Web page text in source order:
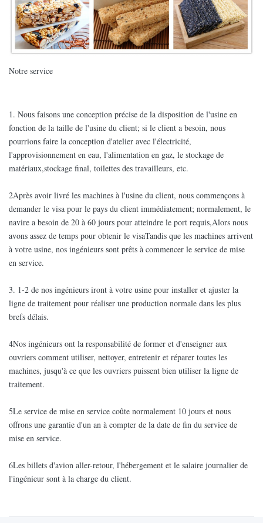
Notre service
1. Nous faisons une conception précise de la disposition de l'usine en
fonction de la taille de l'usine du client; si le client a besoin, nous
pourrions faire la conception d'atelier avec l'électricité,
l'approvisionnement en eau, l'alimentation en gaz, le stockage de
matériaux,stockage final, toilettes des travailleurs, etc.
2Après avoir livré les machines à l'usine du client, nous commençons à
demander le visa pour le pays du client immédiatement; normalement, le
navire a besoin de 20 à 60 jours pour atteindre le port requis,Alors nous
avons assez de temps pour obtenir le visaTandis que les machines arrivent
à votre usine, nos ingénieurs sont prêts à commencer le service de mise
en service.
3. 1-2 de nos ingénieurs iront à votre usine pour installer et ajuster la
ligne de traitement pour réaliser une production normale dans les plus
brefs délais.
4Nos ingénieurs ont la responsabilité de former et d'enseigner aux
ouvriers comment utiliser, nettoyer, entretenir et réparer toutes les
machines, jusqu'à ce que les ouvriers puissent bien utiliser la ligne de
traitement.
5Le service de mise en service coûte normalement 10 jours et nous
offrons une garantie d'un an à compter de la date de fin du service de
mise en service.
6Les billets d'avion aller-retour, l'hébergement et le salaire journalier de
l'ingénieur sont à la charge du client.